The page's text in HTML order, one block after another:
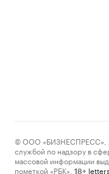
© ООО «БИЗНЕСПРЕСС»,
службой по надзору в
массовой информации
пометкой «РБК».
18+